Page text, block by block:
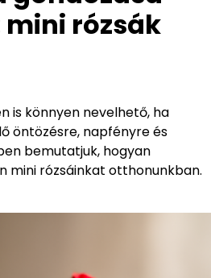
rózsák
is könnyen nevelhető, ha
öntözésre, napfényre és
bemutatjuk, hogyan
mini rózsáinkat otthonunkban.